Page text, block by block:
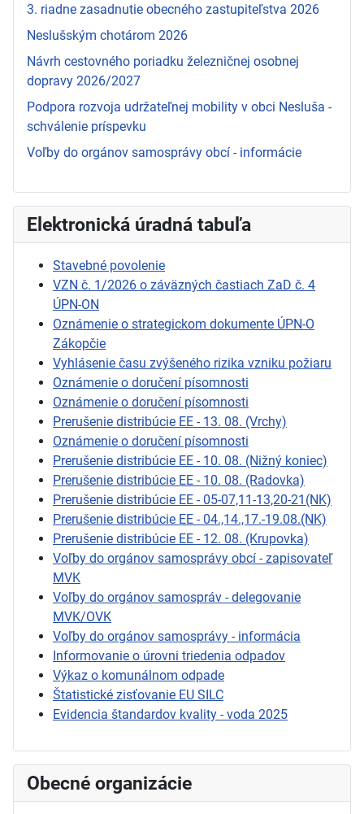
3. riadne zasadnutie obecného zastupiteľstva 2026
Neslušským chotárom 2026
Návrh cestovného poriadku železničnej osobnej
dopravy 2026/2027
Podpora rozvoja udržateľnej mobility v obci Nesluša -
schválenie príspevku
Voľby do orgánov samosprávy obcí - informácie
Elektronická úradná tabuľa
Stavebné povolenie
VZN č. 1/2026 o záväzných častiach ZaD č. 4
ÚPN-ON
Oznámenie o strategickom dokumente ÚPN-O
Zákopčie
Vyhlásenie času zvýšeného rizika vzniku požiaru
Oznámenie o doručení písomnosti
Oznámenie o doručení písomnosti
Prerušenie distribúcie EE - 13. 08. (Vrchy)
Oznámenie o doručení písomnosti
Prerušenie distribúcie EE - 10. 08. (Nižný koniec)
Prerušenie distribúcie EE - 10. 08. (Radovka)
Prerušenie distribúcie EE - 05-07,11-13,20-21(NK)
Prerušenie distribúcie EE - 04.,14.,17.-19.08.(NK)
Prerušenie distribúcie EE - 12. 08. (Krupovka)
Voľby do orgánov samosprávy obcí - zapisovateľ
MVK
Voľby do orgánov samospráv - delegovanie
MVK/OVK
Voľby do orgánov samosprávy - informácia
Informovanie o úrovni triedenia odpadov
Výkaz o komunálnom odpade
Štatistické zisťovanie EU SILC
Evidencia štandardov kvality - voda 2025
Obecné organizácie